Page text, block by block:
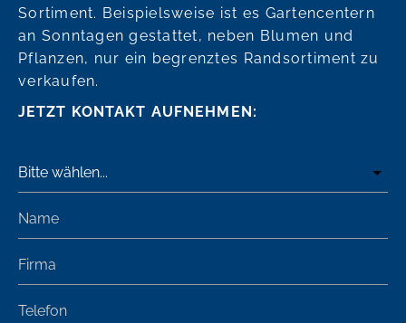
Sortiment. Beispielsweise ist es Gartencentern
an Sonntagen gestattet, neben Blumen und
Pflanzen, nur ein begrenztes Randsortiment zu
verkaufen.
JETZT KONTAKT AUFNEHMEN: